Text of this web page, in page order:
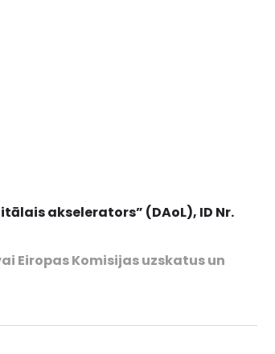
akselerators” (DAoL), ID Nr.
Eiropas Komisijas uzskatus un